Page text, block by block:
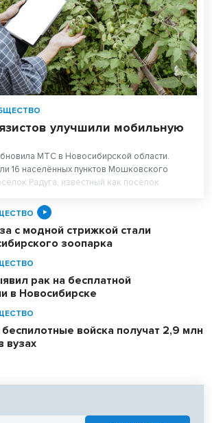
улучшили мобильную
МТС в Новосибирской области.
16 населённых пунктов Мошковского
Радуга, известный как посёлок
с модной стрижкой стали
зоопарка
рак на бесплатной
в Новосибирске
войска получат 2,9 млн
вузах